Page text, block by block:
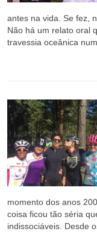
antes na vida. Se fez,
Não há um relato oral
travessia oceânica
momento dos anos
coisa ficou tão séria
indissociáveis. Desde